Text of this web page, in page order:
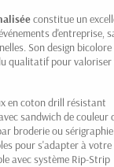
constitue un
d'entreprise,
Son design
qualitatif pour valoriser
en coton drill résistant
sandwich de couleur
broderie ou sérigraphie
pour s'adapter à
avec système Rip-Strip